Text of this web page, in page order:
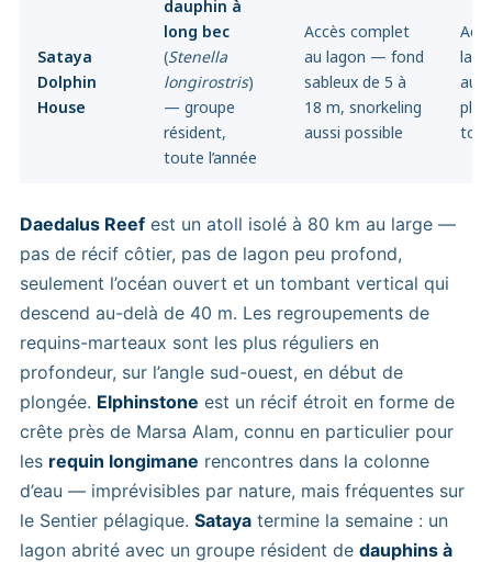
Sataya
Dolphin
House
dauphin à
long bec
(Stenella
longirostris)
— groupe
résident,
toute l’année
Accès complet
au lagon — fond
sableux de 5 à
18 m, snorkeling
aussi possible
aux
Daedalus Reef est un atoll isolé à 80 km au large —
pas de récif côtier, pas de lagon peu profond,
seulement l’océan ouvert et un tombant vertical qui
descend au-delà de 40 m. Les regroupements de
requins-marteaux sont les plus réguliers en
profondeur, sur l’angle sud-ouest, en début de
plongée. Elphinstone est un récif étroit en forme de
crête près de Marsa Alam, connu en particulier pour
les requin longimane rencontres dans la colonne
d’eau — imprévisibles par nature, mais fréquentes sur
le Sentier pélagique. Sataya termine la semaine : un
lagon abrité avec un groupe résident de dauphins à